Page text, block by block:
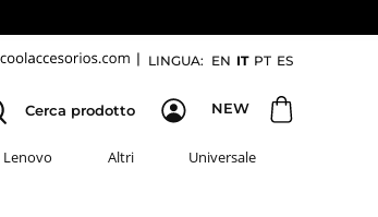
LINGUA: EN IT PT ES
|
NEW
Cerca prodotto
Lenovo Altri Universale